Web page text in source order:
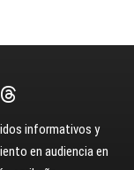
informativos y
en audiencia en